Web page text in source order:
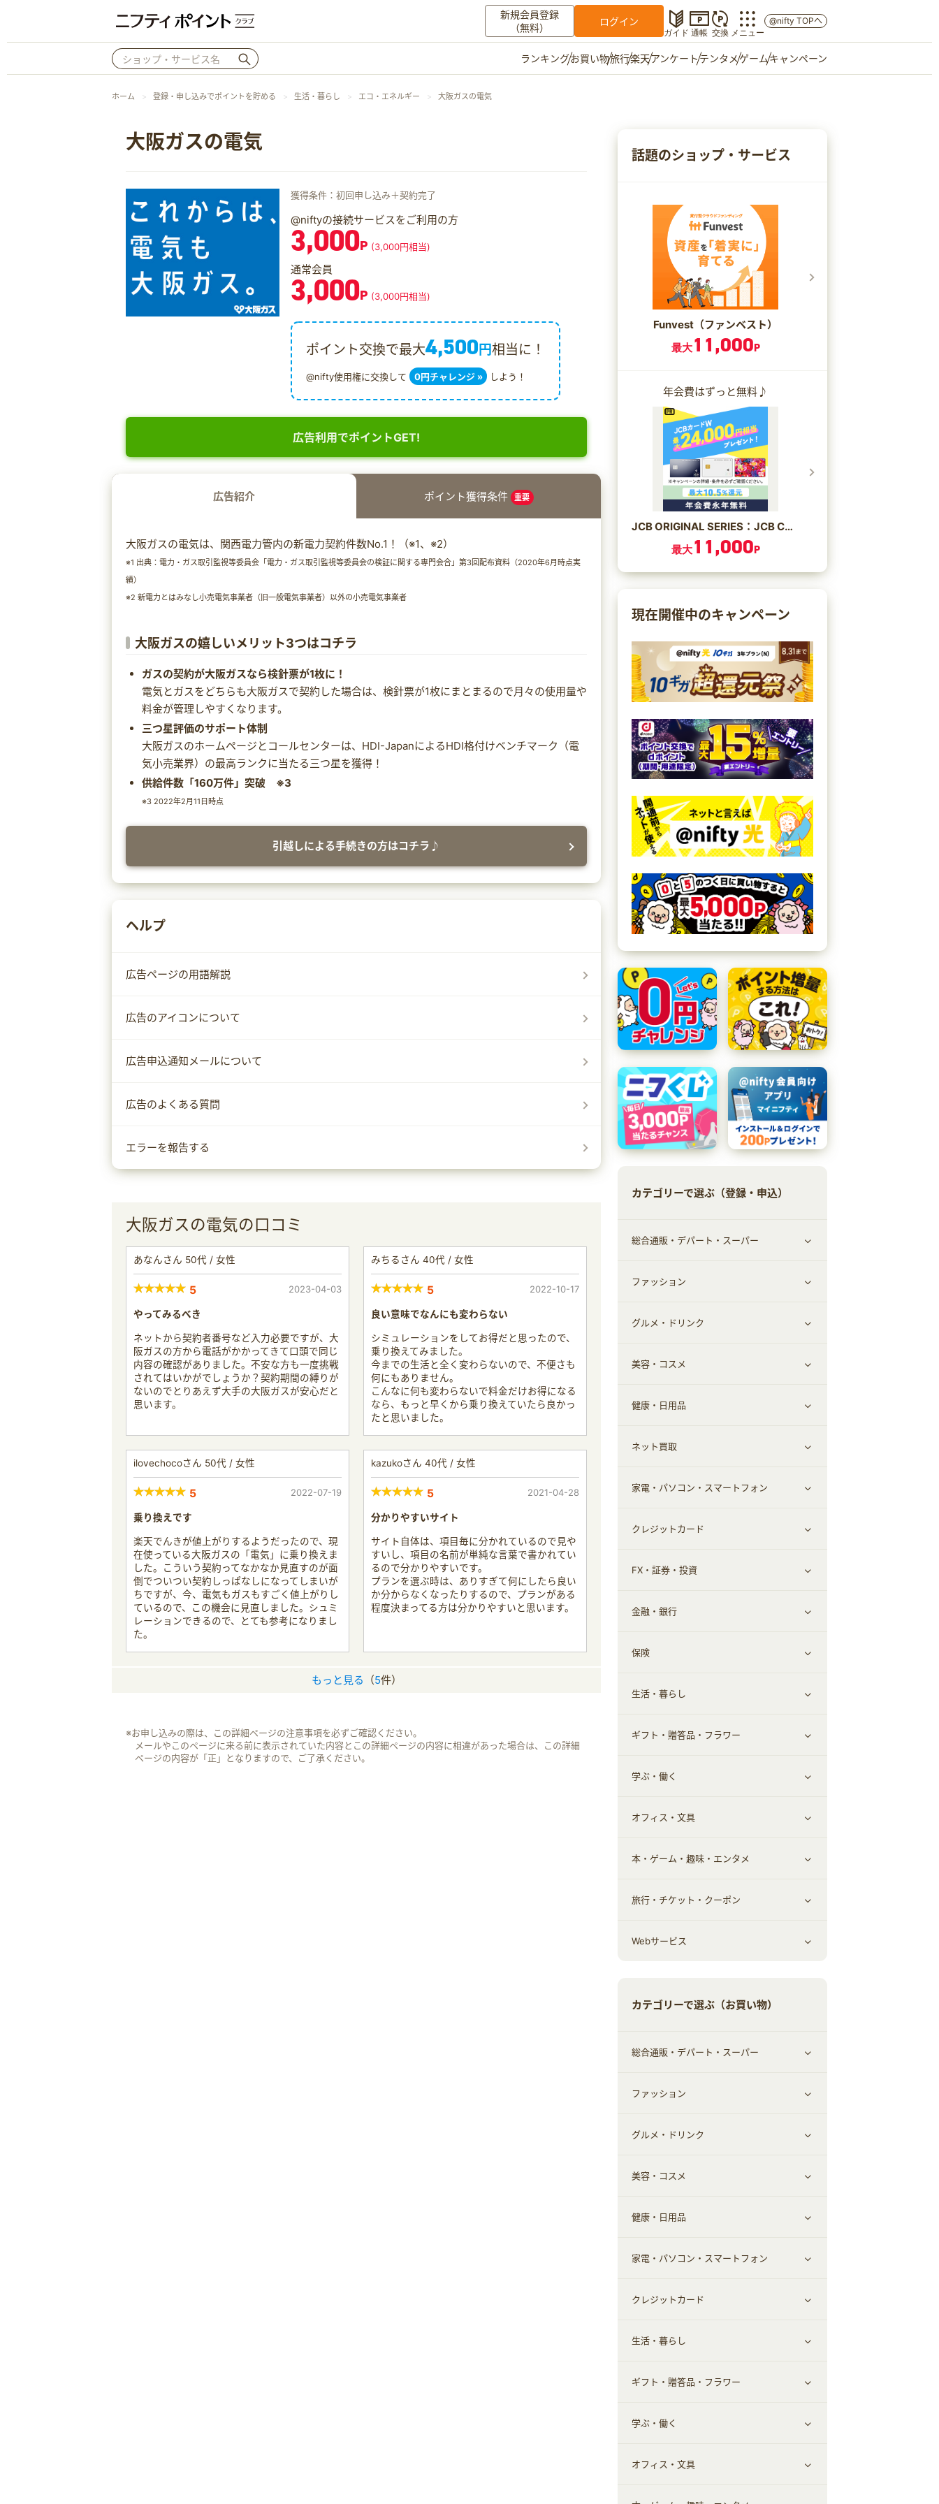
新規会員登録
（無料）
ログイン
ガイド 通帳 交換 メニュー
お知らせ
キャンペーン
@nifty TOPへ
ランキングお買い物旅行楽天アンケートテンタメゲームキャンペーン
ホーム 登録・申し込みでポイントを貯める 生活・暮らし エコ・エネルギー 大阪ガスの電気
大阪ガスの電気
獲得条件：初回申し込み＋契約完了
@niftyの接続サービスをご利用の方
3,000P (3,000円相当)
通常会員
3,000P (3,000円相当)
ポイント交換で最大4,500円相当に！
@nifty使用権に交換して 0円チャレンジ » しよう！
広告利用でポイントGET!
広告紹介 ポイント獲得条件 重要
大阪ガスの電気は、関西電力管内の新電力契約件数No.1！（※1、※2）
※1 出典：電力・ガス取引監視等委員会「電力・ガス取引監視等委員会の検証に関する専門会合」第3回配布資料（2020年6月時点実
績）
※2 新電力とはみなし小売電気事業者（旧一般電気事業者）以外の小売電気事業者
大阪ガスの嬉しいメリット3つはコチラ
ガスの契約が大阪ガスなら検針票が1枚に！
電気とガスをどちらも大阪ガスで契約した場合は、検針票が1枚にまとまるので月々の使用量や
料金が管理しやすくなります。
三つ星評価のサポート体制
大阪ガスのホームページとコールセンターは、HDI-JapanによるHDI格付けベンチマーク（電
気小売業界）の最高ランクに当たる三つ星を獲得！
供給件数「160万件」突破 ※3
※3 2022年2月11日時点
引越しによる手続きの方はコチラ♪
ヘルプ
広告ページの用語解説
広告のアイコンについて
広告申込通知メールについて
広告のよくある質問
エラーを報告する
大阪ガスの電気の口コミ
あなんさん 50代 / 女性
5 2023-04-03
やってみるべき
ネットから契約者番号など入力必要ですが、大
阪ガスの方から電話がかかってきて口頭で同じ
内容の確認がありました。不安な方も一度挑戦
されてはいかがでしょうか？契約期間の縛りが
ないのでとりあえず大手の大阪ガスが安心だと
思います。
みちるさん 40代 / 女性
5 2022-10-17
良い意味でなんにも変わらない
シミュレーションをしてお得だと思ったので、
乗り換えてみました。
今までの生活と全く変わらないので、不便さも
何にもありません。
こんなに何も変わらないで料金だけお得になる
なら、もっと早くから乗り換えていたら良かっ
たと思いました。
ilovechocoさん 50代 / 女性
5 2022-07-19
乗り換えです
楽天でんきが値上がりするようだったので、現
在使っている大阪ガスの「電気」に乗り換えま
した。こういう契約ってなかなか見直すのが面
倒でついつい契約しっぱなしになってしまいが
ちですが、今、電気もガスもすごく値上がりし
ているので、この機会に見直しました。シュミ
レーションできるので、とても参考になりまし
た。
kazukoさん 40代 / 女性
5 2021-04-28
分かりやすいサイト
サイト自体は、項目毎に分かれているので見や
すいし、項目の名前が単純な言葉で書かれてい
るので分かりやすいです。
プランを選ぶ時は、ありすぎて何にしたら良い
か分からなくなったりするので、プランがある
程度決まってる方は分かりやすいと思います。
もっと見る （5件）
※お申し込みの際は、この詳細ページの注意事項を必ずご確認ください。
メールやこのページに来る前に表示されていた内容とこの詳細ページの内容に相違があった場合は、この詳細
ページの内容が「正」となりますので、ご了承ください。
話題のショップ・サービス
Funvest（ファンベスト）
最大11,000P
年会費はずっと無料♪
JCB ORIGINAL SERIES：JCB CARD W/JCB CARD W plus L
最大11,000P
現在開催中のキャンペーン
カテゴリーで選ぶ（登録・申込）
総合通販・デパート・スーパー
すべて見る
総合通販
ファッション
すべて見る
ファッション
インナー・下着
スーツ・フォーマル
グルメ・ドリンク
すべて見る
グルメ
お酒
食材宅配
ウォーターサーバー
美容・コスメ
すべて見る
ヘアケア
エステ・サロン
メンズ美容
健康・日用品
すべて見る
スポーツ・フィットネス
日用品・薬局・からだ
ネット買取
すべて見る
ネット買取
家電・パソコン・スマートフォン
すべて見る
家電・パソコン・ソフトウェア
通信・レンタルサーバー
スマホ・携帯電話・SIM
定額制有料コンテンツ
クレジットカード
すべて見る
クレジットカード
FX・証券・投資
すべて見る
証券
仮想通貨
その他投資
金融・銀行
銀行・ネット銀行
キャッシング・ローン
その他金融
保険
すべて見る
保険相談・面談
生活・暮らし
すべて見る
住まい・暮らし
不動産
引越し
エコ・エネルギー
車情報・カーシェア・レンタル
ギフト・贈答品・フラワー
すべて見る
ギフト・贈答品
学ぶ・働く
すべて見る
習い事・学習・学校
仕事・転職
オフィス・文具
すべて見る
オフィス・文具
本・ゲーム・趣味・エンタメ
すべて見る
ゲーム・趣味
旅行・チケット・クーポン
すべて見る
Webサービス
カテゴリーで選ぶ（お買い物）
総合通販・デパート・スーパー
すべて見る
総合通販
デパート・スーパー
ファッション
すべて見る
ファッション
インナー・下着
靴・フットウェア
小物・かばん
スーツ・フォーマル
グルメ・ドリンク
すべて見る
グルメ
ドリンク
お酒
食材宅配
美容・コスメ
すべて見る
スキンケア
メイクアップ
ヘアケア
メンズ美容
美容・ダイエット用品
脱毛用品
健康・日用品
すべて見る
健康食品｜青汁・飲料
健康食品｜乳酸菌・ケフィア
健康食品｜その他
スポーツ・フィットネス
日用品・薬局・からだ
家電・パソコン・スマートフォン
すべて見る
家電・パソコン・ソフトウェア
スマホ・携帯電話・SIM
クレジットカード
すべて見る
クレジットカード
生活・暮らし
すべて見る
車情報・カーシェア・レンタル
お役立ち
ギフト・贈答品・フラワー
すべて見る
ギフト・贈答品
学ぶ・働く
すべて見る
オフィス・文具